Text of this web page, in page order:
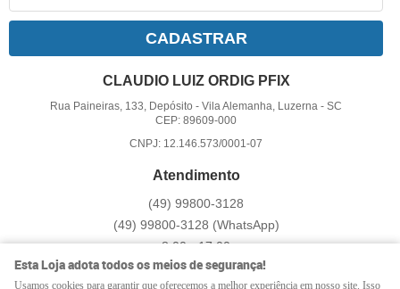
CADASTRAR
CLAUDIO LUIZ ORDIG PFIX
Rua Paineiras, 133, Depósito -Vila Alemanha, Luzerna -SC
CEP: 89609-000
CNPJ: 12.146.573/0001-07
Atendimento
(49) 99800-3128
(49) 99800-3128 (WhatsApp)
8:00 - 17:00
pfix@pfix.com.br
Esta Loja adota todos os meios de segurança!
Usamos cookies para garantir que oferecemos a melhor experiência em nosso site. Isso